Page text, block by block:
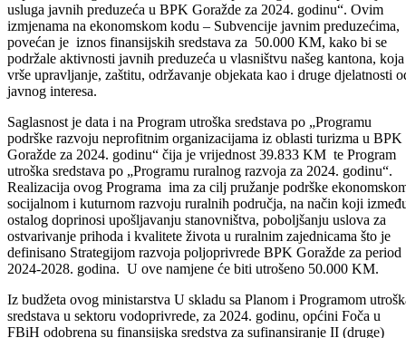
Na 86. redovnoj sjednici održanoj danas Vlada BPK Goražde dala je
saglasnost Ministarstvu za privredu na Program o izmjenama i
dopunama Programa utroška sredstava po „Programu unapređenja
usluga javnih preduzeća u BPK Goražde za 2024. godinu“. Ovim
izmjenama na ekonomskom kodu – Subvencije javnim preduzećima,
povećan je iznos finansijskih sredstava za 50.000 KM, kako bi se
vrše upravljanje, zaštitu, održavanje objekata kao i druge djelatnosti
javnog interesa.
Saglasnost je data i na Program utroška sredstava po „Programu
podrške razvoju neprofitnim organizacijama iz oblasti turizma u BPK
Goražde za 2024. godinu“ čija je vrijednost 39.833 KM te Program
utroška sredstava po „Programu ruralnog razvoja za 2024. godinu“.
Realizacija ovog Programa ima za cilj pružanje podrške
socijalnom i kuturnom razvoju ruralnih područja, na način koji
ostalog doprinosi upošljavanju stanovništva, poboljšanju uslova za
definisano Strategijom razvoja poljoprivrede BPK Goražde za period
2024-2028. godina. U ove namjene će biti utrošeno 50.000 KM.